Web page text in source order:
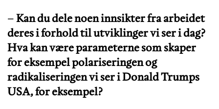
–Kan du dele noen innsikter fra arbeidet
deres i forhold til utviklinger vi ser i dag?
Hva kan være parameterne som skaper
for eksempel polariseringen og
radikaliseringen vi ser i Donald Trumps
USA, for eksempel?